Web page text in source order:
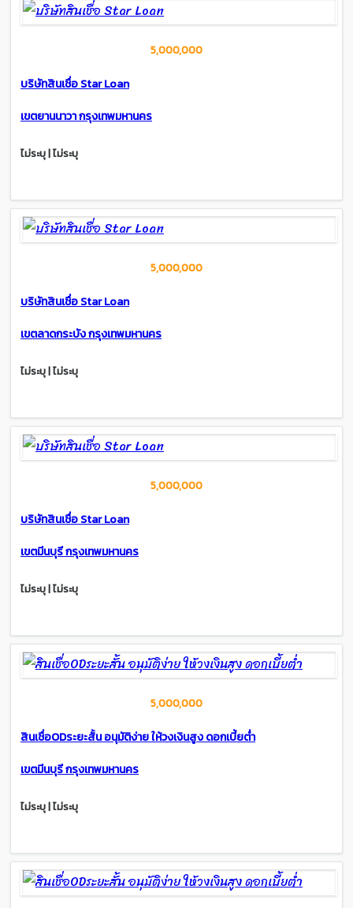
5,000,000
บริษัทสินเชื่อ Star Loan
เขตยานนาวา กรุงเทพมหานคร
ไม่ระบุ | ไม่ระบุ
5,000,000
บริษัทสินเชื่อ Star Loan
เขตลาดกระบัง กรุงเทพมหานคร
ไม่ระบุ | ไม่ระบุ
5,000,000
บริษัทสินเชื่อ Star Loan
เขตมีนบุรี กรุงเทพมหานคร
ไม่ระบุ | ไม่ระบุ
5,000,000
สินเชื่อODระยะสั้น อนุมัติง่าย ให้วงเงินสูง ดอกเบี้ยต่ำ
เขตมีนบุรี กรุงเทพมหานคร
ไม่ระบุ | ไม่ระบุ